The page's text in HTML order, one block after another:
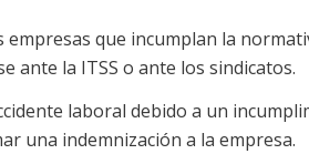
que incumplan la
ante la ITSS o ante los sindicatos.
laboral debido a un
una indemnización a la empresa.